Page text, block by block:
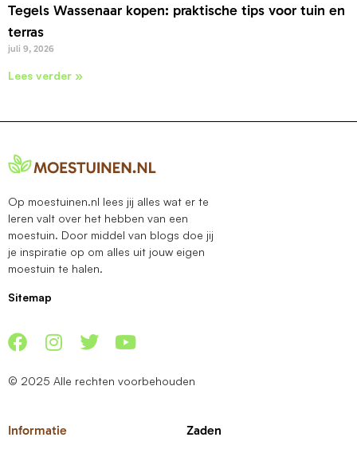
Tegels Wassenaar kopen: praktische tips voor tuin en
terras
juli 9, 2026
Lees verder »
Op moestuinen.nl lees jij alles wat er te
leren valt over het hebben van een
moestuin. Door middel van blogs doe jij
je inspiratie op om alles uit jouw eigen
moestuin te halen.
Sitemap
© 2025 Alle rechten voorbehouden
Informatie Zaden